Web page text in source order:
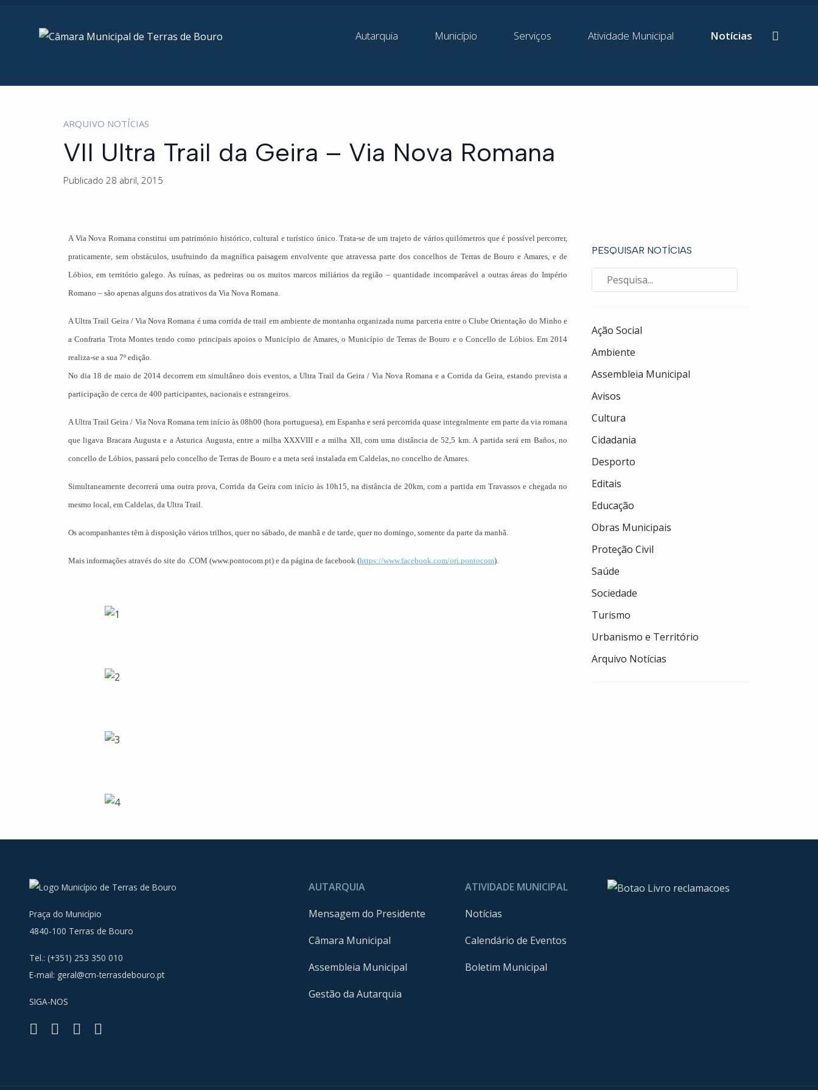
Autarquia Município Serviços Atividade Municipal Notícias
ARQUIVO NOTÍCIAS
VII Ultra Trail da Geira – Via Nova Romana
Publicado 28 abril, 2015
A Via Nova Romana constitui um património histórico, cultural e turístico único. Trata-se de um trajeto de vários quilómetros que é possível percorrer,
praticamente, sem obstáculos, usufruindo da magnífica paisagem envolvente que atravessa parte dos concelhos de Terras de Bouro e Amares, e de
Lóbios, em território galego. As ruínas, as pedreiras ou os muitos marcos miliários da região – quantidade incomparável a outras áreas do Império
Romano – são apenas alguns dos atrativos da Via Nova Romana.
A Ultra Trail Geira / Via Nova Romana é uma corrida de trail em ambiente de montanha organizada numa parceria entre o Clube Orientação do Minho e
a Confraria Trota Montes tendo como principais apoios o Município de Amares, o Município de Terras de Bouro e o Concello de Lóbios. Em 2014
realiza-se a sua 7º edição.
No dia 18 de maio de 2014 decorrem em simultâneo dois eventos, a Ultra Trail da Geira / Via Nova Romana e a Corrida da Geira, estando prevista a
participação de cerca de 400 participantes, nacionais e estrangeiros.
A Ultra Trail Geira / Via Nova Romana tem início às 08h00 (hora portuguesa), em Espanha e será percorrida quase integralmente em parte da via romana
que ligava Bracara Augusta e a Asturica Augusta, entre a milha XXXVIII e a milha XII, com uma distância de 52,5 km. A partida será em Baños, no
concello de Lóbios, passará pelo concelho de Terras de Bouro e a meta será instalada em Caldelas, no concelho de Amares.
Simultaneamente decorrerá uma outra prova, Corrida da Geira com início às 10h15, na distância de 20km, com a partida em Travassos e chegada no
mesmo local, em Caldelas, da Ultra Trail.
Os acompanhantes têm à disposição vários trilhos, quer no sábado, de manhã e de tarde, quer no domingo, somente da parte da manhã.
Mais informações através do site do .COM (www.pontocom.pt) e da página de facebook (https://www.facebook.com/ori.pontocom).
PESQUISAR NOTÍCIAS
Ação Social
Ambiente
Assembleia Municipal
Avisos
Cultura
Cidadania
Desporto
Editais
Educação
Obras Municipais
Proteção Civil
Saúde
Sociedade
Turismo
Urbanismo e Território
Arquivo Notícias
Praça do Município
4840-100 Terras de Bouro
Tel.: (+351) 253 350 010
E-mail: geral@cm-terrasdebouro.pt
SIGA-NOS
Facebook
Youtube
Instagram
AUTARQUIA
Mensagem do Presidente
Câmara Municipal
Assembleia Municipal
Gestão da Autarquia
ATIVIDADE MUNICIPAL
Notícias
Calendário de Eventos
Boletim Municipal